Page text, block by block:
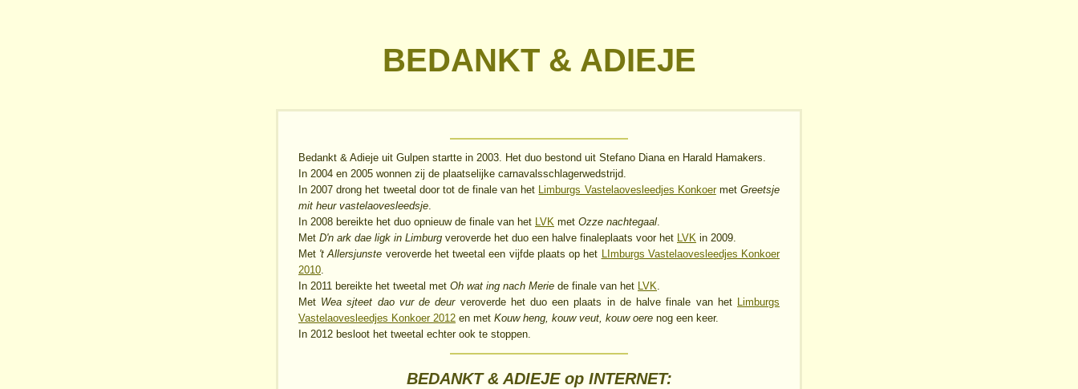
BEDANKT & ADIEJE
Bedankt & Adieje uit Gulpen startte in 2003. Het duo bestond uit Stefano Diana en Harald Hamakers.
In 2004 en 2005 wonnen zij de plaatselijke carnavalsschlagerwedstrijd.
In 2007 drong het tweetal door tot de finale van het
Limburgs Vastelaovesleedjes KonkoermetGreetsje
mit heur vastelaovesleedsje
In 2008 bereikte het duo opnieuw de finale van het
LVK met Ozze nachtegaal
Met D'n ark dae ligk in Limburg veroverde het duo een halve finaleplaats voor het LVK in 2009.
Met 't Allersjunste veroverde het tweetal een vijfde plaats op het
LImburgs Vastelaovesleedjes Konkoer
2010
In 2011 bereikte het tweetal met Oh wat ing nach Merie de finale van het LVK
Met Wea sjteet dao vur de deurveroverde het duo een plaats in de halve finale van het
Limburgs
Vastelaovesleedjes Konkoer 2012 en met Kouw heng, kouw veut, kouw oere nog een keer.
In 2012 besloot het tweetal echter ook te stoppen.
BEDANKT & ADIEJE op INTERNET: